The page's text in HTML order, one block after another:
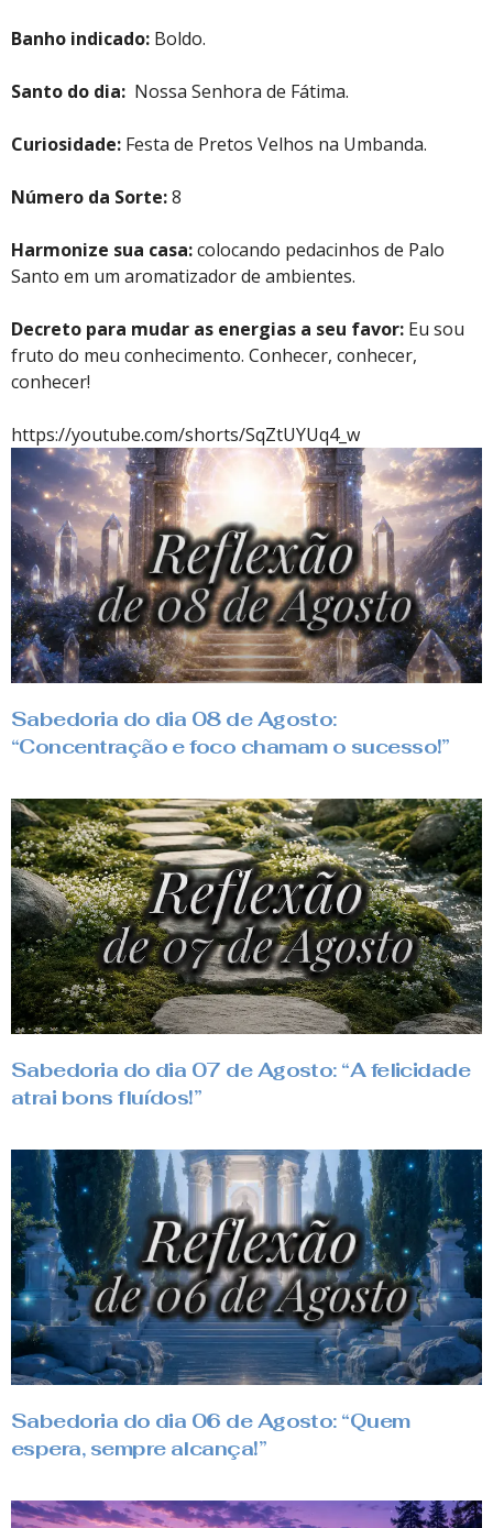
Banho indicado: Boldo.
Santo do dia: Nossa Senhora de Fátima.
Curiosidade: Festa de Pretos Velhos na Umbanda.
Número da Sorte:8
Harmonize sua casa:colocando pedacinhos de Palo
Santo em um aromatizador de ambientes.
Decreto para mudar as energias a seu favor: Eu sou
fruto do meu conhecimento. Conhecer, conhecer,
conhecer!
https://youtube.com/shorts/SqZtUYUq4_w
Sabedoria do dia 08 de Agosto:
“Concentração e foco chamam o sucesso!”
Sabedoria do dia 07 de Agosto: “A felicidade
atrai bons fluídos!”
Sabedoria do dia 06 de Agosto: “Quem
espera, sempre alcança!”